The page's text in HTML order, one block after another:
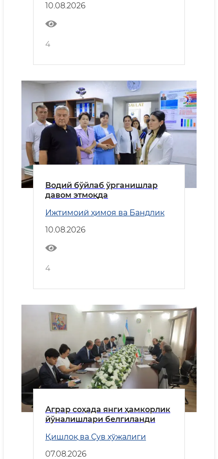
10.08.2026
4
Водий бўйлаб ўрганишлар
давом этмоқда
Ижтимоий ҳимоя ва Бандлик
10.08.2026
4
Аграр соҳада янги ҳамкорлик
йўналишлари белгиланди
Қишлоқ ва Сув хўжалиги
07.08.2026